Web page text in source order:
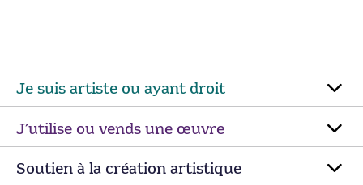
Je suis artiste ou ayant droit
J’utilise ou vends une œuvre
Soutien à la création artistique